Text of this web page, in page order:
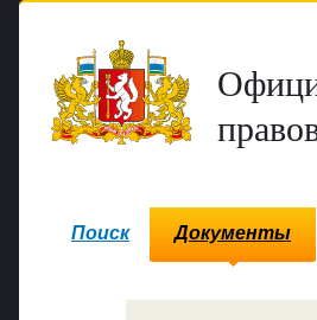
Поиск Документы